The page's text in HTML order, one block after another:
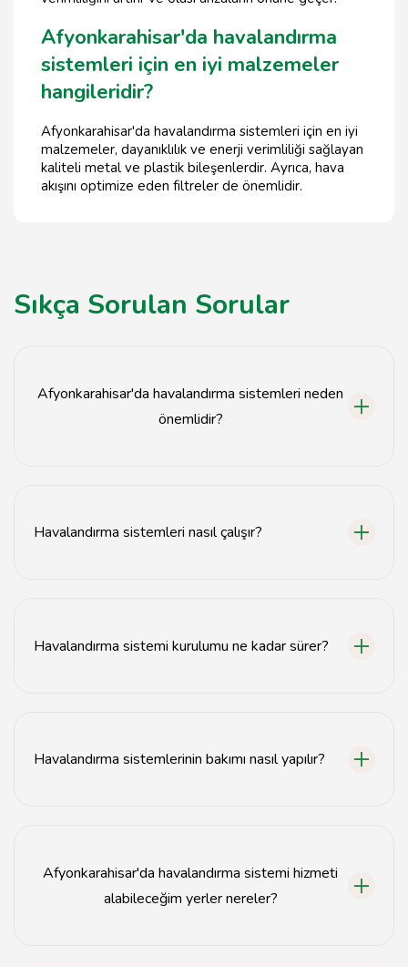
Afyonkarahisar'da havalandırma
sistemleri için en iyi malzemeler
hangileridir?
Afyonkarahisar'da havalandırma sistemleri için en iyi
malzemeler, dayanıklılık ve enerji verimliliği sağlayan
kaliteli metal ve plastik bileşenlerdir. Ayrıca, hava
akışını optimize eden filtreler de önemlidir.
Sıkça Sorulan Sorular
Afyonkarahisar'da havalandırma sistemleri neden
önemlidir?
Havalandırma sistemleri nasıl çalışır?
Havalandırma sistemi kurulumu ne kadar sürer?
Havalandırma sistemlerinin bakımı nasıl yapılır?
Afyonkarahisar'da havalandırma sistemi hizmeti
alabileceğim yerler nereler?